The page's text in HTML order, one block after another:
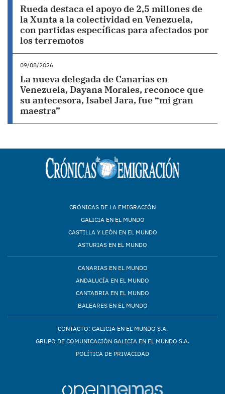
Rueda destaca el apoyo de 2,5 millones de
la Xunta a la colectividad en Venezuela,
con partidas específicas para afectados por
los terremotos
09/08/2026
La nueva delegada de Canarias en
Venezuela, Dayana Morales, reconoce que
su antecesora, Isabel Jara, fue “mi gran
maestra”
CRÓNICAS DE LA EMIGRACIÓN
GALICIA EN EL MUNDO
CASTILLA Y LEÓN EN EL MUNDO
ASTURIAS EN EL MUNDO
CANARIAS EN EL MUNDO
ANDALUCÍA EN EL MUNDO
CANTABRIA EN EL MUNDO
BALEARES EN EL MUNDO
CONTACTO: GALICIA EN EL MUNDO S.A.
GRUPO DE COMUNICACIÓN GALICIA EN EL MUNDO S.A.
POLÍTICA DE PRIVACIDAD